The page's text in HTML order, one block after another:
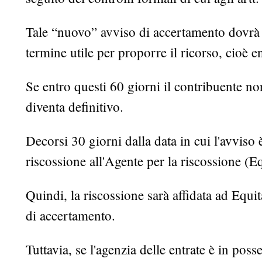
Tale “nuovo” avviso di accertamento
termine utile per proporre il ricorso, cioè
Se entro questi 60 giorni il contribuente
diventa definitivo.
Decorsi 30 giorni dalla data in cui l'avviso
riscossione all'Agente per la riscossione
Quindi, la riscossione sarà affidata ad
di accertamento.
Tuttavia, se l'agenzia delle entrate è in